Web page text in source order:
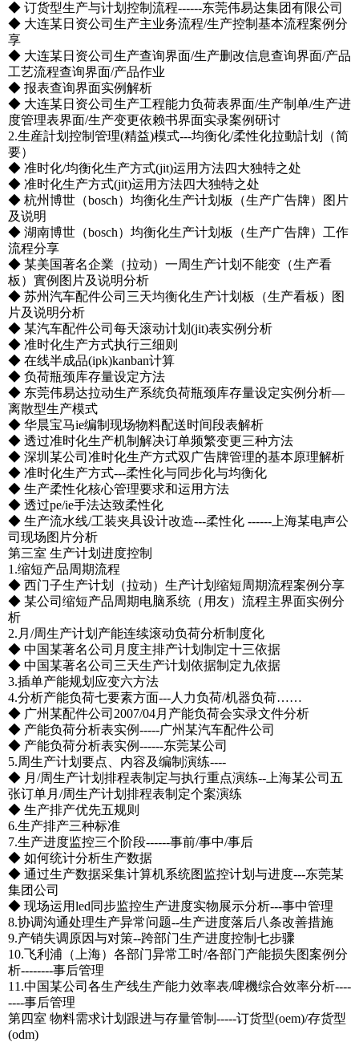
◆ 订货型生产与计划控制流程------东莞伟易达集团有限公司
◆ 大连某日资公司生产主业务流程/生产控制基本流程案例分
享
◆ 大连某日资公司生产查询界面/生产删改信息查询界面/产品
工艺流程查询界面/产品作业
◆ 报表查询界面实例解析
◆ 大连某日资公司生产工程能力负荷表界面/生产制单/生产进
度管理表界面/生产变更依赖书界面实录案例研讨
2.生産計划控制管理(精益)模式---均衡化/柔性化拉動計划（简
要）
◆ 准时化/均衡化生产方式(jit)运用方法四大独特之处
◆ 准时化生产方式(jit)运用方法四大独特之处
◆ 杭州博世（bosch）均衡化生产计划板（生产广告牌）图片
及说明
◆ 湖南博世（bosch）均衡化生产计划板（生产广告牌）工作
流程分享
◆ 某美国著名企業（拉动）一周生产计划不能变（生产看
板）實例图片及说明分析
◆ 苏州汽车配件公司三天均衡化生产计划板（生产看板）图
片及说明分析
◆ 某汽车配件公司每天滚动计划(jit)表实例分析
◆ 准时化生产方式执行三细则
◆ 在线半成品(ipk)kanban计算
◆ 负荷瓶颈库存量设定方法
◆ 东莞伟易达拉动生产系统负荷瓶颈库存量设定实例分析—
离散型生产模式
◆ 华晨宝马ie编制现场物料配送时间段表解析
◆ 透过准时化生产机制解决订单频繁变更三种方法
◆ 深圳某公司准时化生产方式双广告牌管理的基本原理解析
◆ 准时化生产方式---柔性化与同步化与均衡化
◆ 生产柔性化核心管理要求和运用方法
◆ 透过pe/ie手法达致柔性化
◆ 生产流水线/工装夹具设计改造---柔性化 ------上海某电声公
司现场图片分析
第三室 生产计划进度控制
1.缩短产品周期流程
◆ 西门子生产计划（拉动）生产计划缩短周期流程案例分享
◆ 某公司缩短产品周期电脑系统（用友）流程主界面实例分
析
2.月/周生产计划产能连续滚动负荷分析制度化
◆ 中国某著名公司月度主排产计划制定十三依据
◆ 中国某著名公司三天生产计划依据制定九依据
3.插单产能规划应变六方法
4.分析产能负荷七要素方面---人力负荷/机器负荷……
◆ 广州某配件公司2007/04月产能负荷会实录文件分析
◆ 产能负荷分析表实例-----广州某汽车配件公司
◆ 产能负荷分析表实例------东莞某公司
5.周生产计划要点、内容及编制演练----
◆ 月/周生产计划排程表制定与执行重点演练--上海某公司五
张订单月/周生产计划排程表制定个案演练
◆ 生产排产优先五规则
6.生产排产三种标准
7.生产进度监控三个阶段------事前/事中/事后
◆ 如何统计分析生产数据
◆ 通过生产数据采集计算机系统图监控计划与进度---东莞某
集团公司
◆ 现场运用led同步监控生产进度实物展示分析---事中管理
8.协调沟通处理生产异常问题--生产进度落后八条改善措施
9.产销失调原因与对策--跨部门生产进度控制七步骤
10.飞利浦（上海）各部门异常工时/各部门产能损失图案例分
析--------事后管理
11.中国某公司各生产线生产能力效率表/啤機综合效率分析----
----事后管理
第四室 物料需求计划跟进与存量管制-----订货型(oem)/存货型
(odm)